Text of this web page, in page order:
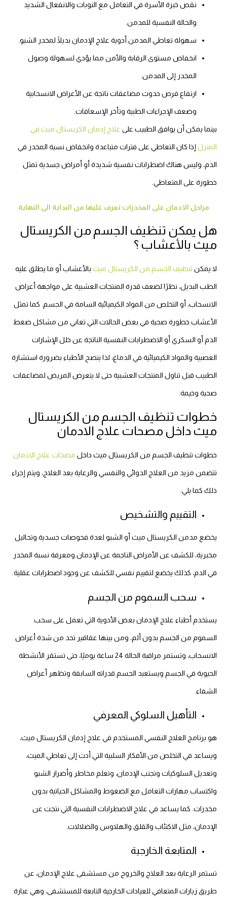
نقص خبرة الأسرة في التعامل مع النوبات والانفعال الشديد
والحالة النفسية للمدمن.
سهولة تعاطي المدمن أدوية علاج الإدمان بديلًا لمخدر الشبو.
انخفاض مستوى الرقابة والأمن مما يؤدي لسهولة وصول
المخدر إلى المدمن.
ارتفاع فرص حدوث مضاعفات ناتجة عن الأعراض الانسحابية
وضعف الإجراءات الطبية وتأخر الإسعافات.
بينما يمكن أن يوافق الطبيب على علاج إدمان الكريستال ميث في
المنزل إذا كان التعاطي على فترات متباعدة وانخفاض نسبة المخدر في
الدم، وليس هناك اضطرابات نفسية شديدة أو أمراض جسدية تمثل
خطورة على المتعاطي.
مراحل الادمان على المخدرات تعرف عليها من البداية الى النهاية
هل يمكن تنظيف الجسم من الكريستال
ميث بالأعشاب ؟
لا يمكن تنظيف الجسم من الكريستال ميث بالأعشاب أو ما يطلق عليه
الطب البديل، نظرًا لضعف قدرة المنتجات العشبية على مواجهة أعراض
الانسحاب، أو التخلص من المواد الكيميائية السامة في الجسم. كما تمثل
الأعشاب خطورة صحية في بعض الحالات التي تعاني من مشاكل ضغط
الدم أو السكري أو الاضطرابات النفسية الناتجة عن خلل الإشارات
العصبية والمواد الكيميائية في الدماغ، لذا ينصح الأطباء بضرورة استشارة
الطبيب قبل تناول المنتجات العشبية حتى لا يتعرض المريض لمضاعفات
صحية وخيمة.
خطوات تنظيف الجسم من الكريستال
ميث داخل مصحات علاج الادمان
خطوات تنظيف الجسم من الكريستال ميث داخل مصحات علاج الادمان
تتضمن مزيد من العلاج الدوائي والنفسي والرعاية بعد العلاج، ويتم إجراء
ذلك كما يلي:
التقييم والتشخيص
يخضع مدمن الكريستال ميث أو الشبو لعدة فحوصات جسدية وتحاليل
مخبرية، للكشف عن الأمراض الناجمة عن الإدمان ومعرفة نسبة المخدر
في الدم، كذلك يخضع لتقييم نفسي للكشف عن وجود اضطرابات عقلية.
سحب السموم من الجسم
يستخدم أطباء علاج الإدمان بعض الأدوية التي تعمل على سحب
السموم من الجسم بدون ألم، ومن بينها عقاقير تحد من شدة أعراض
الانسحاب، وتستمر مراقبة الحالة 24 ساعة يوميًا، حتى تستقر الأنشطة
الحيوية في الجسم ويستعيد الجسم قدراته السابقة وتظهر أعراض
الشفاء.
التأهيل السلوكي المعرفي
هو برنامج العلاج النفسي المستخدم في علاج إدمان الكريستال ميث،
ويساعد في التخلص من الأفكار السلبية التي أدت إلى تعاطي الميث،
وتعديل السلوكيات وتجنب الإدمان، وتعلم مخاطر وأضرار الشبو
واكتساب مهارات التعامل مع الضغوط والمشاكل الحياتية بدون
مخدرات. كما يساعد في علاج الاضطرابات النفسية التي نتجت عن
الإدمان، مثل الاكتئاب والقلق والهلاوس والضلالات.
المتابعة الخارجية
تستمر الرعاية بعد العلاج والخروج من مستشفى علاج الإدمان، عن
طريق زيارات المتعافي للعيادات الخارجية التابعة للمستشفى، وهي عبارة